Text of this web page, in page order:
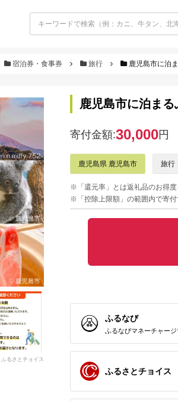
宿泊券・食事券 旅行 鹿児島市に泊
るさとチョイス
鹿児島市に泊ま
寄付金額:30,000円
鹿児島県 鹿児島市 旅行
※「還元率」とは返礼品のお得度
※「控除上限額」の範囲内で寄
ふるなび
ふるなびマネーチャージ
ふるさとチョイス